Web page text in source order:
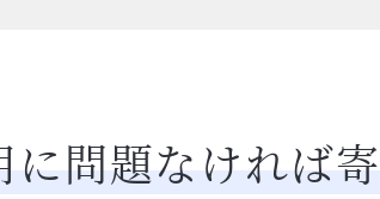
に問題なければ